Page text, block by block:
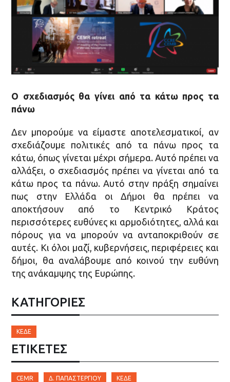
Ο σχεδιασμός θα γίνει από τα κάτω προς τα
πάνω
Δεν μπορούμε να είμαστε αποτελεσματικοί, αν
σχεδιάζουμε πολιτικές από τα πάνω προς τα
κάτω, όπως γίνεται μέχρι σήμερα. Αυτό πρέπει να
αλλάξει, ο σχεδιασμός πρέπει να γίνεται από τα
κάτω προς τα πάνω. Αυτό στην πράξη σημαίνει
πως στην Ελλάδα οι Δήμοι θα πρέπει να
αποκτήσουν από το Κεντρικό Κράτος
περισσότερες ευθύνες κι αρμοδιότητες, αλλά και
πόρους για να μπορούν να ανταποκριθούν σε
αυτές. Κι όλοι μαζί, κυβερνήσεις, περιφέρειες και
δήμοι, θα αναλάβουμε από κοινού την ευθύνη
της ανάκαμψης της Ευρώπης.
ΚΑΤΗΓΟΡΙΕΣ
ΚΕΔΕ
ΕΤΙΚΈΤΕΣ
CEMR Δ. ΠΑΠΑΣΤΕΡΓΊΟΥ ΚΕΔΕ